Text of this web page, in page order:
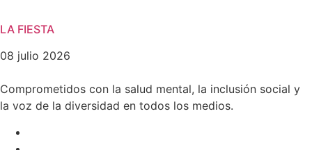
LA FIESTA
08 julio 2026
Comprometidos con la salud mental, la inclusión social y
la voz de la diversidad en todos los medios.